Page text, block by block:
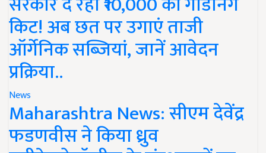
किट! अब छत पर उगाएं ताजी
ऑर्गेनिक सब्जियां, जानें आवेदन
प्रक्रिया..
News
Maharashtra News: सीएम देवेंद्र
फडणवीस ने किया ध्रुव